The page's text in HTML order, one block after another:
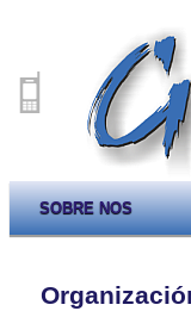
SOBRE NOS